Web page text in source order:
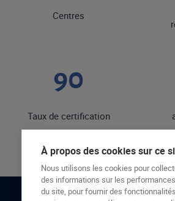
Centres
90
Taux de certification
À propos des cookies sur ce
Nous utilisons les cookies pour
des informations sur les
du site, pour fournir des